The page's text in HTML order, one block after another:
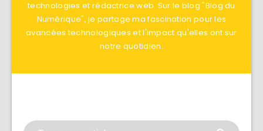
technologies et rédactrice web. Sur le blog "Blog du
Numérique", je partage ma fascination pour les
avancées technologiques et l'impact qu'elles ont sur
notre quotidien.